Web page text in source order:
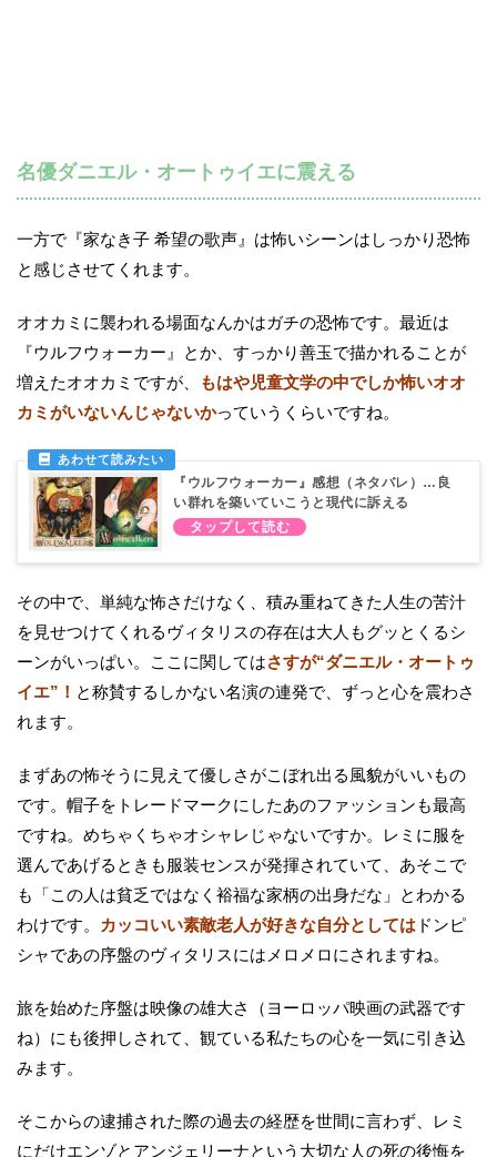
名優ダニエル・オートゥイエに震える
一方で『家なき子 希望の歌声』は怖いシーンはしっかり恐怖
と感じさせてくれます。
オオカミに襲われる場面なんかはガチの恐怖です。最近は
『ウルフウォーカー』とか、すっかり善玉で描かれることが
増えたオオカミですが、
もはや児童文学の中でしか怖いオオ
カミがいないんじゃないかっていうくらいですね。
『ウルフウォーカー』感想（ネタバレ）…良
い群れを築いていこうと現代に訴える
その中で、単純な怖さだけなく、積み重ねてきた人生の苦汁
を見せつけてくれるヴィタリスの存在は大人もグッとくるシ
ーンがいっぱい。ここに関してはさすが“ダニエル・オートゥ
イエ”！ と称賛するしかない名演の連発で、ずっと心を震わさ
れます。
まずあの怖そうに見えて優しさがこぼれ出る風貌がいいもの
です。帽子をトレードマークにしたあのファッションも最高
ですね。めちゃくちゃオシャレじゃないですか。レミに服を
選んであげるときも服装センスが発揮されていて、あそこで
も「この人は貧乏ではなく裕福な家柄の出身だな」とわかる
わけです。
カッコいい素敵老人が好きな自分としては ドンピ
シャであの序盤のヴィタリスにはメロメロにされますね。
旅を始めた序盤は映像の雄大さ（ヨーロッパ映画の武器です
ね）にも後押しされて、観ている私たちの心を一気に引き込
みます。
そこからの逮捕された際の過去の経歴を世間に言わず、レミ
にだけエンゾとアンジェリーナという大切な人の死の後悔を